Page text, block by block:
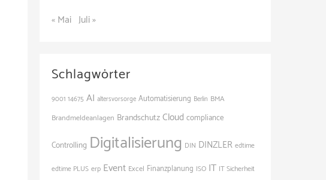
« Mai Juli »
Schlagwörter
9001 14675 AI altersvorsorge Automatisierung Berlin BMA
Brandmeldeanlagen BrandschutzCloud compliance
Controlling Digitalisierung DIN DINZLER edtime
edtime PLUS erp Event Excel Finanzplanung ISO IT IT Sicherheit